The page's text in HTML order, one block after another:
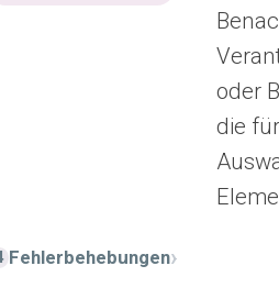
oder
die
Fehlerbehebungen›